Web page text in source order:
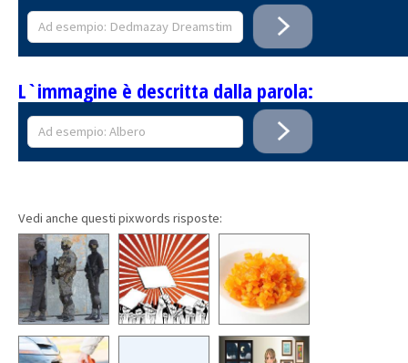
L`immagine è descritta dalla parola:
Vedi anche questi pixwords risposte: